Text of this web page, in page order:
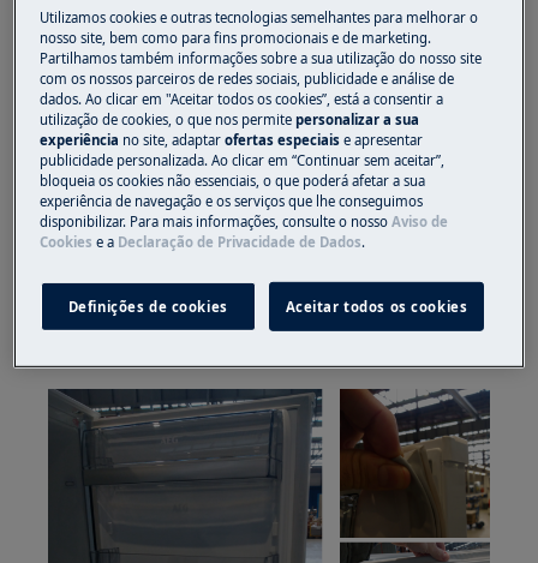
LEMBRE-SE QUE A INSTALAÇÃO INCORRECTA
PODE GERAR PERDAS DE ISOLAMENTO E
COMPROMETER A CORRETA FUNCIONALIDADE
DO APARELHO.
REMOÇÃO DA BORRACHA
Puxe a borracha a partir de um canto da
porta
Remova progressivamente a borracha das
laterais da porta
Remova completamente a borracha de
Utilizamos cookies e outras tecnologias semelhantes para melhorar o
nosso site, bem como para fins promocionais e de marketing.
Partilhamos também informações sobre a sua utilização do nosso site
com os nossos parceiros de redes sociais, publicidade e análise de
dados. Ao clicar em "Aceitar todos os cookies”, está a consentir a
utilização de cookies, o que nos permitepersonalizar a sua
experiência no site, adaptarofertas especiaise apresentar
publicidade personalizada. Ao clicar em “Continuar sem aceitar”,
bloqueia os cookies não essenciais, o que poderá afetar a sua
experiência de navegação e os serviços que lhe conseguimos
disponibilizar. Para mais informações, consulte o nossoAviso de
Cookies e a Declaração de Privacidade de Dados.
Definições de cookies Aceitar todos os cookies